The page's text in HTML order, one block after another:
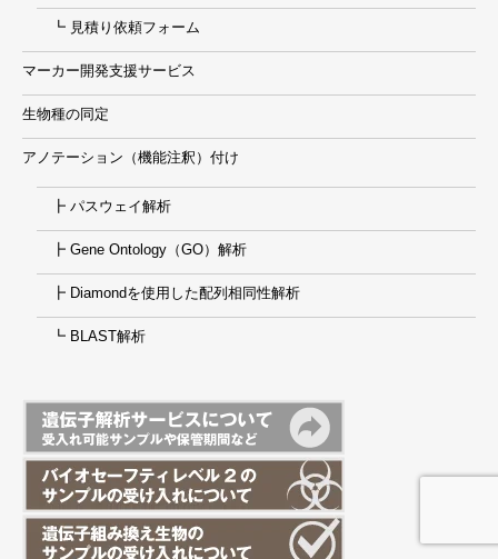
┗ 見積り依頼フォーム
マーカー開発支援サービス
生物種の同定
アノテーション（機能注釈）付け
┣ パスウェイ解析
┣ Gene Ontology（GO）解析
┣ Diamondを使用した配列相同性解析
┗ BLAST解析